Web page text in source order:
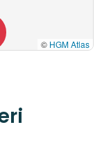
© HGM Atlas